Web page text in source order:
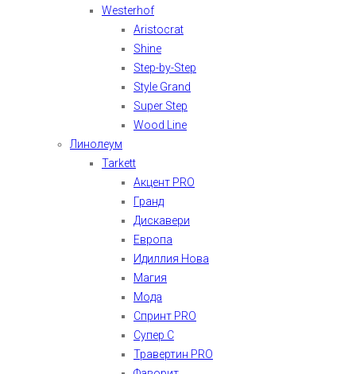
Westerhof
Aristocrat
Shine
Step-by-Step
Style Grand
Super Step
Wood Line
Линолеум
Tarkett
Акцент PRO
Гранд
Дискавери
Европа
Идиллия Нова
Магия
Мода
Спринт PRO
Супер С
Травертин PRO